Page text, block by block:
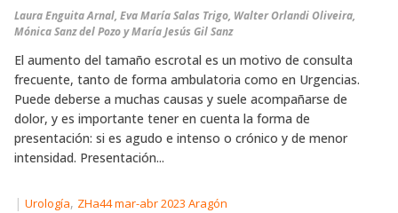
Laura Enguita Arnal, Eva María Salas Trigo, Walter Orlandi Oliveira,
Mónica Sanz del Pozo y María Jesús Gil Sanz
El aumento del tamaño escrotal es un motivo de consulta
frecuente, tanto de forma ambulatoria como en Urgencias.
Puede deberse a muchas causas y suele acompañarse de
dolor, y es importante tener en cuenta la forma de
presentación: si es agudo e intenso o crónico y de menor
intensidad. Presentación...
| Urología, ZHa44 mar-abr 2023 Aragón